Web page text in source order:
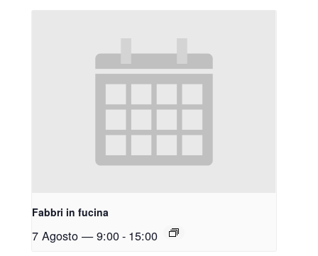
Fabbri in fucina
7 Agosto — 9:00- 15:00